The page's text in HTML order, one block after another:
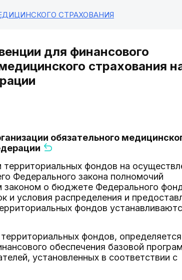
СТРАХОВАНИЯ
для финансового
страхования
обязательного
фондов на
Федерального закона полномочий
о бюджете Федерального
условия распределения и
фондов
фондов, определяется
обеспечения базовой
установленных в соответствии с